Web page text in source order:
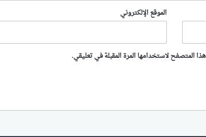
الموقع الإلكتروني
المتصفح لاستخدامها المرة المقبلة في تعليقي.